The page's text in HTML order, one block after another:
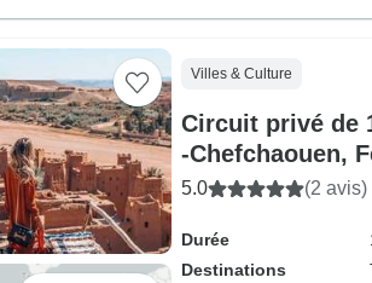
Villes & Culture
Circuit privé de
-Chefchaouen,
Camp
5.0 (2 avis)
Durée
Destinations